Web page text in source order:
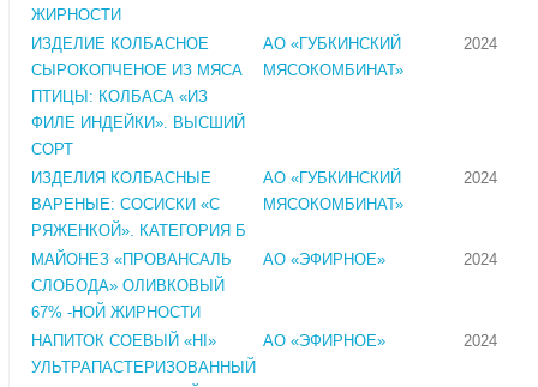
ЖИРНОСТИ
ИЗДЕЛИЕ КОЛБАСНОЕ
СЫРОКОПЧЕНОЕ ИЗ МЯСА
ПТИЦЫ: КОЛБАСА «ИЗ
ФИЛЕ ИНДЕЙКИ». ВЫСШИЙ
СОРТ
АО «ГУБКИНСКИЙ
МЯСОКОМБИНАТ»
2024
ИЗДЕЛИЯ КОЛБАСНЫЕ
ВАРЕНЫЕ: СОСИСКИ «С
РЯЖЕНКОЙ». КАТЕГОРИЯ Б
АО «ГУБКИНСКИЙ
МЯСОКОМБИНАТ»
2024
МАЙОНЕЗ «ПРОВАНСАЛЬ
СЛОБОДА» ОЛИВКОВЫЙ
67% -НОЙ ЖИРНОСТИ
АО «ЭФИРНОЕ» 2024
НАПИТОК СОЕВЫЙ «HI»
УЛЬТРАПАСТЕРИЗОВАННЫЙ
АО «ЭФИРНОЕ» 2024